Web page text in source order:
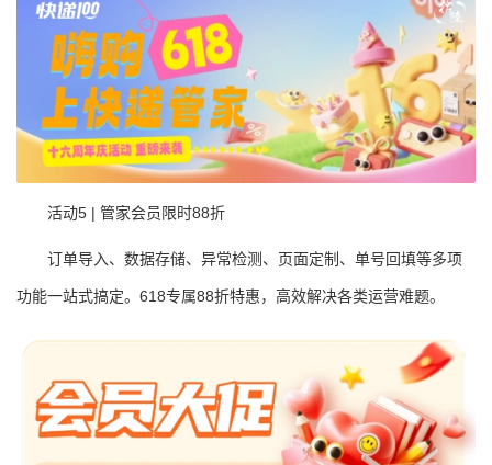
活动5 | 管家会员限时88折
订单导入、数据存储、异常检测、页面定制、单号回填等多项
功能一站式搞定。618专属88折特惠，高效解决各类运营难题。